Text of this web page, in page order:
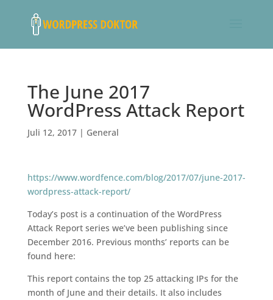
The June 2017
WordPress Attack Report
Juli 12, 2017| General
https://www.wordfence.com/blog/2017/07/june-2017-
wordpress-attack-report/
Today’s post is a continuation of the WordPress
Attack Report series we’ve been publishing since
December 2016. Previous months’ reports can be
found here:
This report contains the top 25 attacking IPs for the
month of June and their details. It also includes